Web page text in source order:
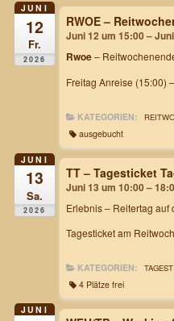
JUNI
12
Fr.
2026
RWOE –
Juni 12 um 15:00 –
Rwoe–
Freitag Anreise (15:00)
KATEGORIEN:
ausgebucht
JUNI
13
Sa.
2026
TT – Tagesticket
Juni 13 um 10:00 –
Erlebnis – Reitertag auf
Tagesticket am
KATEGORIEN:
4 Plätze frei
JUNI